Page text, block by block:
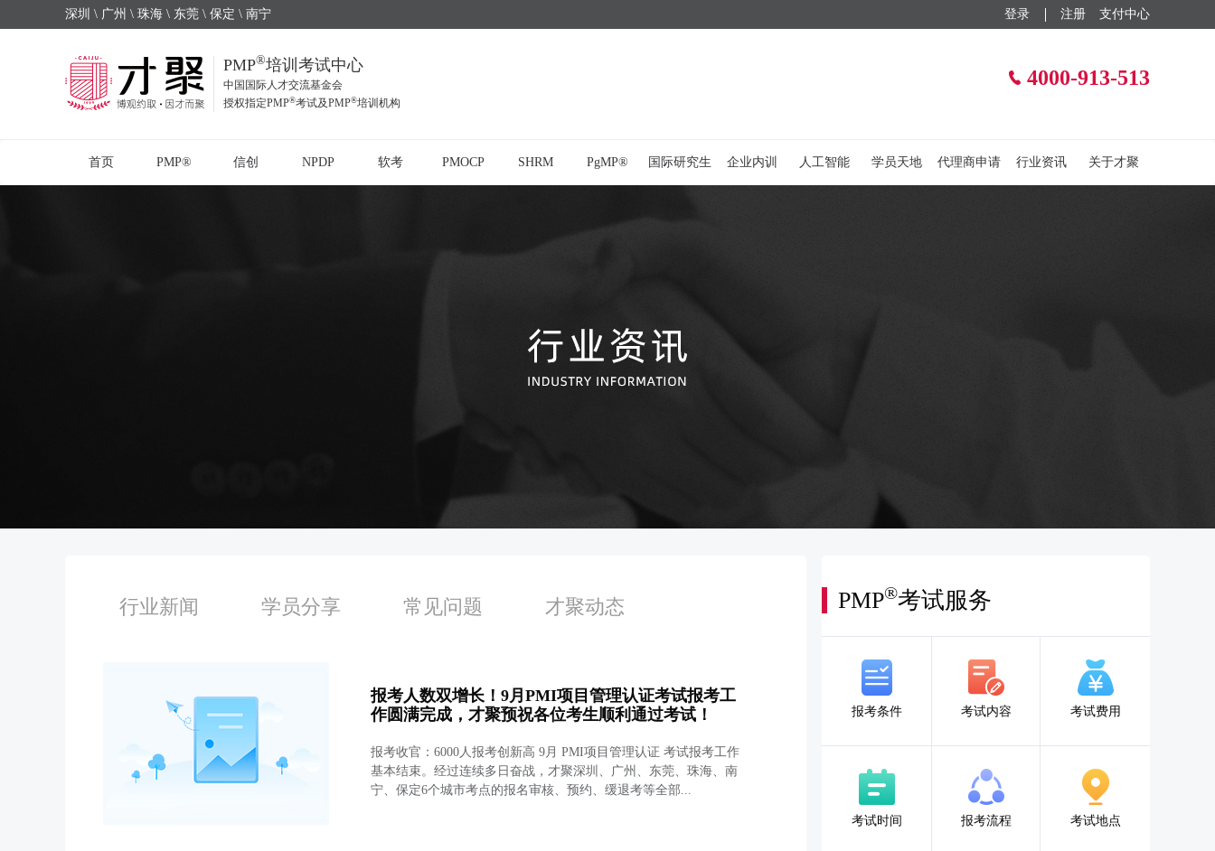
深圳 \ 广州 \ 珠海 \ 东莞 \ 保定 \ 南宁 支付中心
登录 注册
PMP®培训考试中心
中国国际人才交流基金会
授权指定PMP®考试及PMP®培训机构
4000-913-513
首页 PMP® 信创 NPDP 软考 PMOCP SHRM PgMP® 国际研究生 企业内训 人工智能 学员天地 代理商申请 行业资讯 关于才聚
行业新闻 学员分享 常见问题 才聚动态
报考人数双增长！9月PMI项目管理认证考试报考工
作圆满完成，才聚预祝各位考生顺利通过考试！
报考收官：6000人报考创新高 9月 PMI项目管理认证 考试报考工作
基本结束。经过连续多日奋战，才聚深圳、广州、东莞、珠海、南
宁、保定6个城市考点的报名审核、预约、缓退考等全部...
PMP®考试服务
报考条件 考试内容 考试费用
考试时间 报考流程 考试地点